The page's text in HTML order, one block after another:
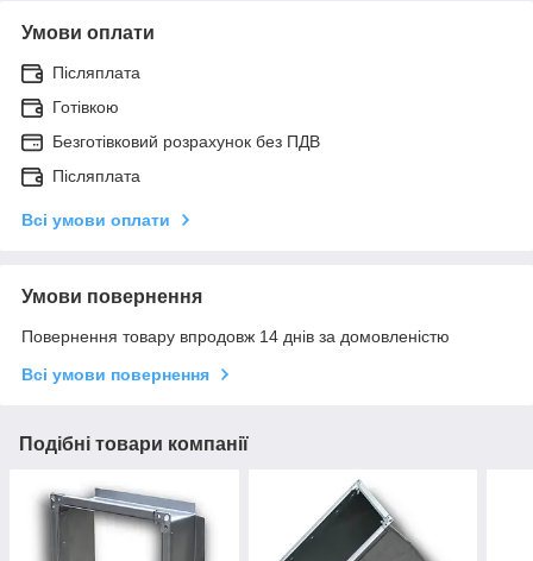
Умови оплати
Післяплата
Готівкою
Безготівковий розрахунок без ПДВ
Післяплата
Всі умови оплати
Умови повернення
Повернення товару впродовж 14 днів за домовленістю
Всі умови повернення
Подібні товари компанії